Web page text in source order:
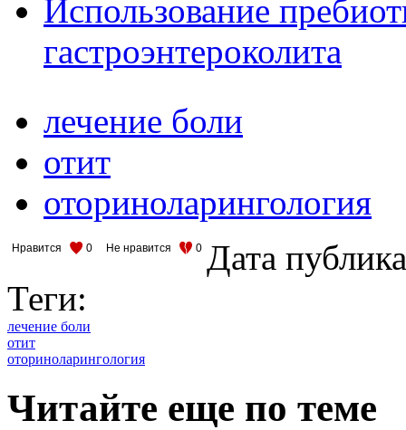
Использование
гастроэнтероколита
лечение боли
отит
оториноларингология
Нравится 0 Не нравится 0 Дата
Теги:
лечение боли
отит
оториноларингология
Читайте еще по теме